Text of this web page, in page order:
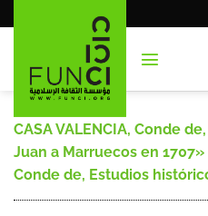
al
CASA VALENCIA, Conde
Juan a Marruecos en 1707»
Conde de, Estudios